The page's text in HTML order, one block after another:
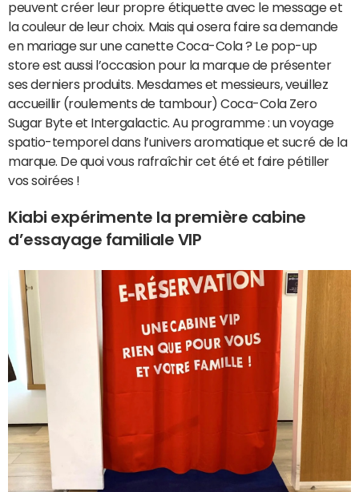
peuvent créer leur propre étiquette avec le message et
la couleur de leur choix. Mais qui osera faire sa demande
en mariage sur une canette Coca-Cola ? Le pop-up
store est aussi l’occasion pour la marque de présenter
ses derniers produits. Mesdames et messieurs, veuillez
accueillir (roulements de tambour) Coca-Cola Zero
Sugar Byte et Intergalactic. Au programme : un voyage
spatio-temporel dans l’univers aromatique et sucré de la
marque. De quoi vous rafraîchir cet été et faire pétiller
vos soirées !
Kiabi expérimente la première cabine
d’essayage familiale VIP